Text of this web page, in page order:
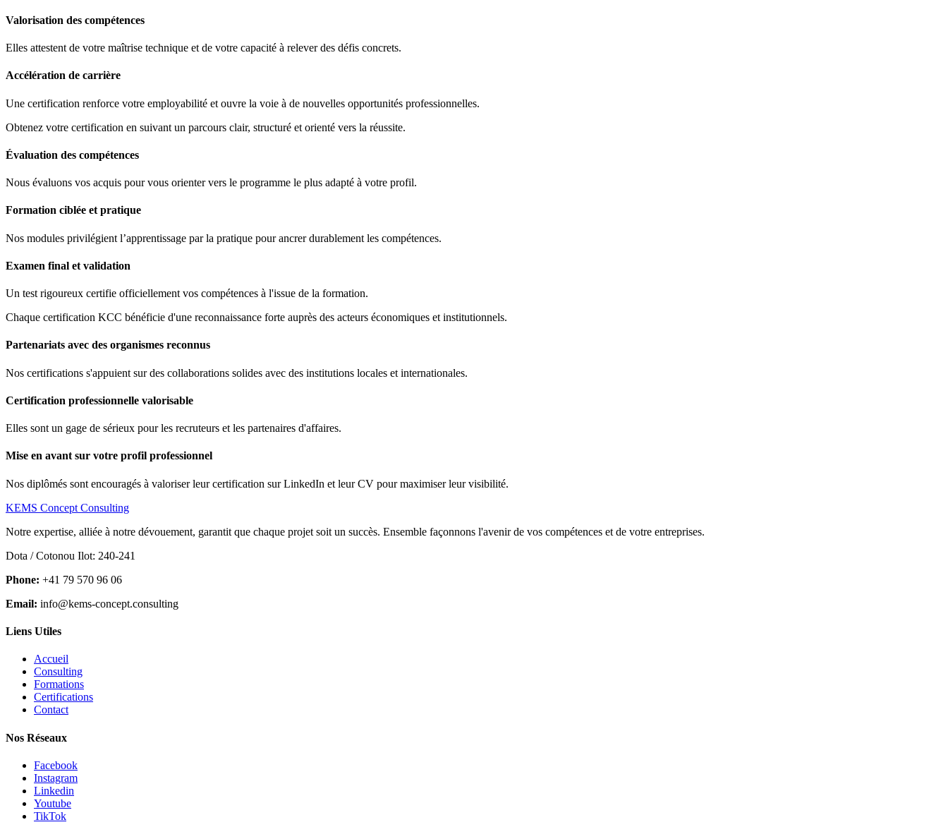
Valorisation des compétences
Elles attestent de votre maîtrise technique et de votre capacité à relever des défis concrets.
Accélération de carrière
Une certification renforce votre employabilité et ouvre la voie à de nouvelles opportunités professionnelles.
Obtenez votre certification en suivant un parcours clair, structuré et orienté vers la réussite.
Évaluation des compétences
Nous évaluons vos acquis pour vous orienter vers le programme le plus adapté à votre profil.
Formation ciblée et pratique
Nos modules privilégient l’apprentissage par la pratique pour ancrer durablement les compétences.
Examen final et validation
Un test rigoureux certifie officiellement vos compétences à l'issue de la formation.
Chaque certification KCC bénéficie d'une reconnaissance forte auprès des acteurs économiques et institutionnels.
Partenariats avec des organismes reconnus
Nos certifications s'appuient sur des collaborations solides avec des institutions locales et internationales.
Certification professionnelle valorisable
Elles sont un gage de sérieux pour les recruteurs et les partenaires d'affaires.
Mise en avant sur votre profil professionnel
Nos diplômés sont encouragés à valoriser leur certification sur LinkedIn et leur CV pour maximiser leur visibilité.
KEMS Concept Consulting
Notre expertise, alliée à notre dévouement, garantit que chaque projet soit un succès. Ensemble façonnons l'avenir de vos compétences et de votre entreprises.
Dota / Cotonou Ilot: 240-241
Phone: +41 79 570 96 06
Email: info@kems-concept.consulting
Liens Utiles
Accueil
Consulting
Formations
Certifications
Contact
Nos Réseaux
Facebook
Instagram
Linkedin
Youtube
TikTok